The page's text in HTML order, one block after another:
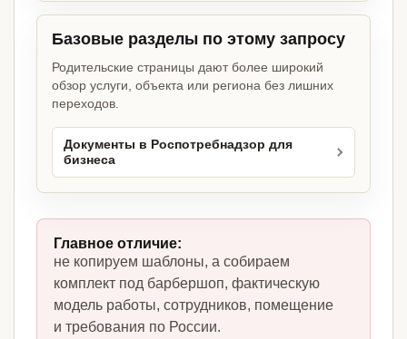
Базовые разделы по этому запросу
Родительские страницы дают более широкий
обзор услуги, объекта или региона без лишних
переходов.
Документы в Роспотребнадзор для
бизнеса
Главное отличие:
не копируем шаблоны, а собираем
комплект под барбершоп, фактическую
модель работы, сотрудников, помещение
и требования по России.